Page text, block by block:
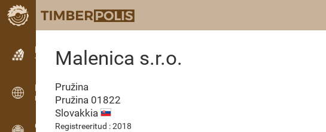
Kuulutused
Tekstkuulutused
Kuulutused
Rahvusvahelised kuulutused
OPTI-TIMB
Malenica s.r.o.
Pružina
Pružina 01822
Slovakkia
Registreeritud : 2018